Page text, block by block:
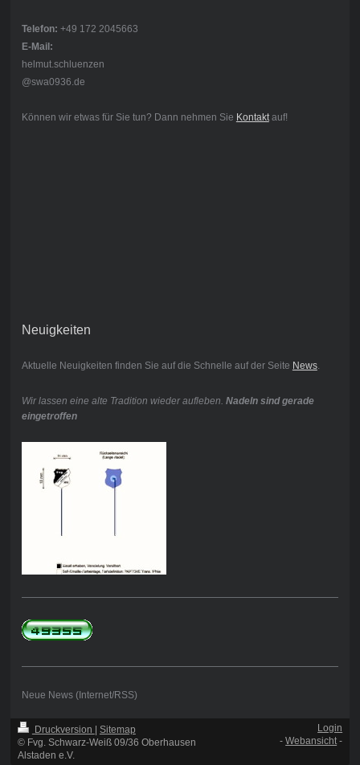
Telefon: +49 172 2045663
E-Mail:
helmut.schluenzen
@swa0936.de
Können wir etwas für Sie tun? Dann nehmen Sie Kontaktauf!
Neuigkeiten
Aktuelle Neuigkeiten finden Sie auf die Schnelle auf der Seite News.
Wir lassen eine alte Tradition wieder aufleben. Nadeln sind gerade
eingetroffen
Neue News (Internet/RSS)
Druckversion
Sitemap
© Fvg. Schwarz-Weiß 09/36 Oberhausen
Alstaden e.V.
Login
-Webansicht-